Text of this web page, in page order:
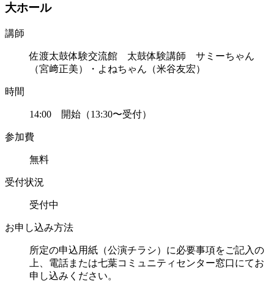
大ホール
講師
佐渡太鼓体験交流館 太鼓体験講師 サミーちゃん
（宮﨑正美）・よねちゃん（米谷友宏）
時間
14:00 開始（13:30〜受付）
参加費
無料
受付状況
受付中
お申し込み方法
所定の申込用紙（公演チラシ）に必要事項をご記入の
上、電話または七葉コミュニティセンター窓口にてお
申し込みください。